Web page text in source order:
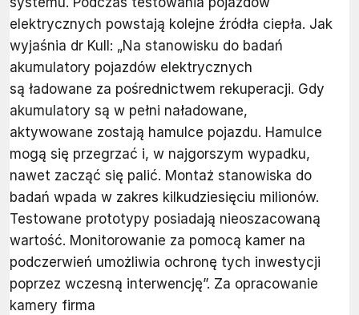
elektrycznych powstają kolejne źródła ciepła. Jak
wyjaśnia dr Kull: „Na stanowisku do badań
akumulatory pojazdów elektrycznych
są ładowane za pośrednictwem rekuperacji. Gdy
akumulatory są w pełni naładowane,
aktywowane zostają hamulce pojazdu. Hamulce
mogą się przegrzać i, w najgorszym wypadku,
nawet zacząć się palić. Montaż stanowiska do
badań wpada w zakres kilkudziesięciu milionów.
Testowane prototypy posiadają nieoszacowaną
wartość. Monitorowanie za pomocą kamer na
podczerwień umożliwia ochronę tych inwestycji
poprzez wczesną interwencję”. Za opracowanie
kamery firma